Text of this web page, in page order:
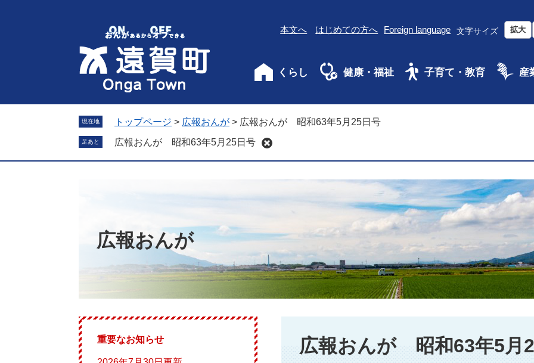
す
し
へ
本文へ はじめての方へ Foreign language 文字サイズ 拡大
くらし 健康・福祉 子育て・教育 産
現在地 トップページ > 広報おんが > 広報おんが 昭和63年5月25日号
足あと 広報おんが 昭和63年5月25日号
広報おんが
広報おんが 昭和63年5月
重要なお知らせ